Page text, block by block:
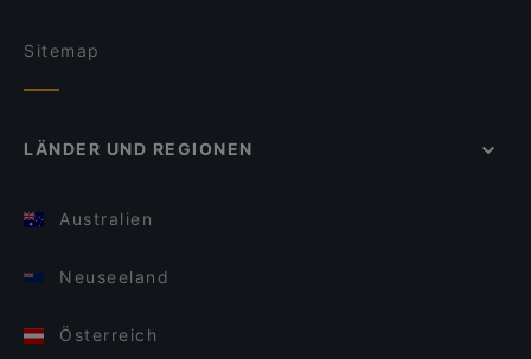
Sitemap
LÄNDER UND REGIONEN
Australien
Neuseeland
Österreich